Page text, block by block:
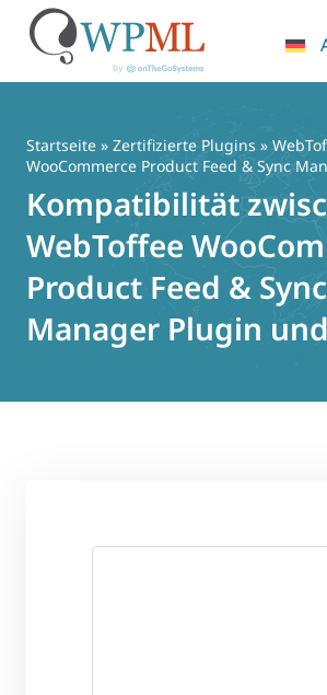
springen
Startseite » Zertifizierte Plugins »
WooCommerce Product Feed & Sync
Kompatibilität
WebToffee
Product Feed & Sync
Manager Plugin